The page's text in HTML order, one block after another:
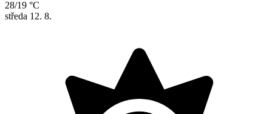
28/19 °C
středa 12. 8.